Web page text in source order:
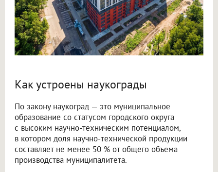
Как устроены наукограды
По закону наукоград — это муниципальное
образование со статусом городского округа
с высоким научно-техническим потенциалом,
в котором доля научно-технической продукции
составляет не менее 50 % от общего объема
производства муниципалитета.